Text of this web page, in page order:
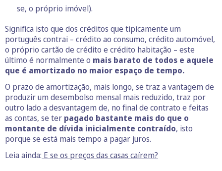
se, o próprio imóvel).
Significa isto que dos créditos que tipicamente um
português contrai – crédito ao consumo, crédito automóvel,
o próprio cartão de crédito e crédito habitação – este
último é normalmente o mais barato de todos e aquele
que é amortizado no maior espaço de tempo.
O prazo de amortização, mais longo, se traz a vantagem de
produzir um desembolso mensal mais reduzido, traz por
outro lado a desvantagem de, no final de contrato e feitas
as contas, se ter pagado bastante mais do que o
montante de dívida inicialmente contraído, isto
porque se está mais tempo a pagar juros.
Leia ainda: E se os preços das casas caírem?